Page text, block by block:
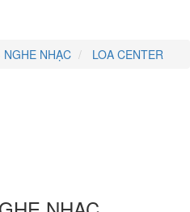
NGHE NHẠC LOA CENTER